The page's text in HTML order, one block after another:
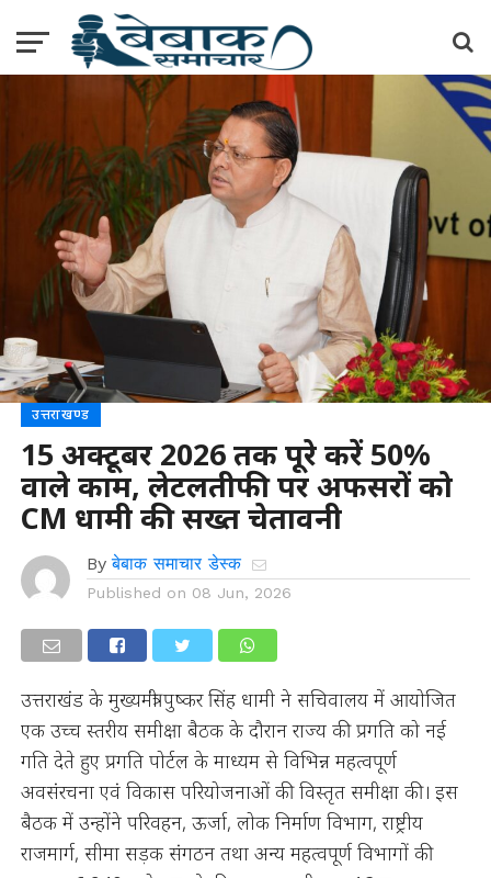
उत्तराखण्ड
15 अक्टूबर 2026 तक पूरे करें 50%
वाले काम, लेटलतीफी पर अफसरों को
CM धामी की सख्त चेतावनी
By बेबाक समाचार डेस्क
Published on 08 Jun, 2026
उत्तराखंड के मुख्यमंत्री पुष्कर सिंह धामी ने सचिवालय में आयोजित
एक उच्च स्तरीय समीक्षा बैठक के दौरान राज्य की प्रगति को नई
गति देते हुए प्रगति पोर्टल के माध्यम से विभिन्न महत्वपूर्ण
अवसंरचना एवं विकास परियोजनाओं की विस्तृत समीक्षा की। इस
बैठक में उन्होंने परिवहन, ऊर्जा, लोक निर्माण विभाग, राष्ट्रीय
राजमार्ग, सीमा सड़क संगठन तथा अन्य महत्वपूर्ण विभागों की